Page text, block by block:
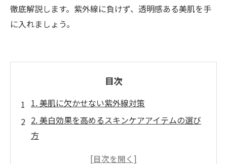
徹底解説します。紫外線に負けず、透明感ある美肌を手
に入れましょう。
目次
1. 美肌に欠かせない紫外線対策
2. 美白効果を高めるスキンケアアイテムの選び
方
3. エイジングケア効果もある美白成分とは？